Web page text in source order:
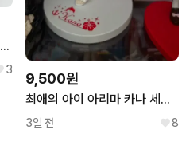
(최애의 아이)아리마 카나 피규어 일괄
3
9,500원
최애의 아이 아리마 카나 세가 루미나스타 피규어
3일 전 8